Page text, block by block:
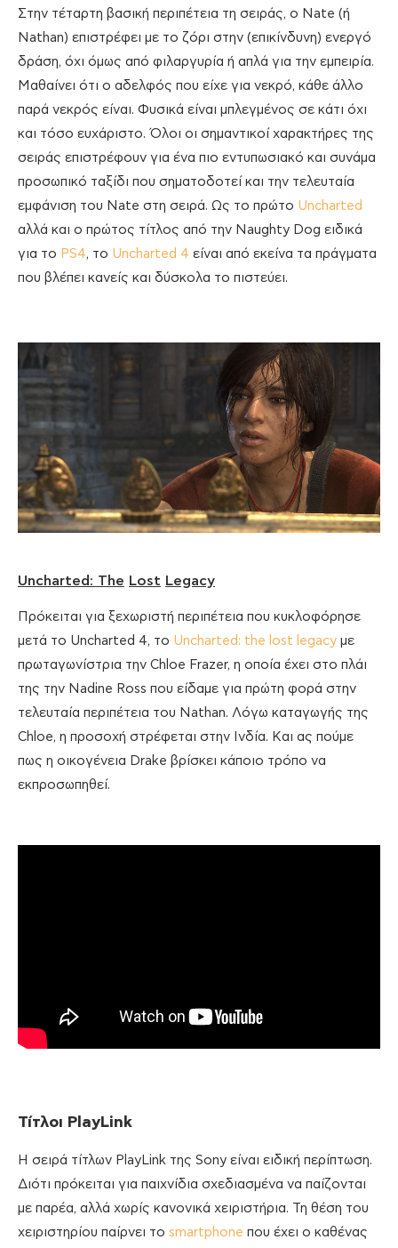
Στην τέταρτη βασική περιπέτεια τη σειράς, ο Nate (ή
Nathan) επιστρέφει με το ζόρι στην (επικίνδυνη) ενεργό
δράση, όχι όμως από φιλαργυρία ή απλά για την εμπειρία.
Μαθαίνει ότι ο αδελφός που είχε για νεκρό, κάθε άλλο
παρά νεκρός είναι. Φυσικά είναι μπλεγμένος σε κάτι όχι
και τόσο ευχάριστο. Όλοι οι σημαντικοί χαρακτήρες της
σειράς επιστρέφουν για ένα πιο εντυπωσιακό και συνάμα
προσωπικό ταξίδι που σηματοδοτεί και την τελευταία
εμφάνιση του Nate στη σειρά. Ως το πρώτο Uncharted
αλλά και ο πρώτος τίτλος από την Naughty Dog ειδικά
για το PS4, το Uncharted 4 είναι από εκείνα τα πράγματα
που βλέπει κανείς και δύσκολα το πιστεύει.
Uncharted: The Lost Legacy
Πρόκειται για ξεχωριστή περιπέτεια που κυκλοφόρησε
μετά το Uncharted 4, το Uncharted: the lost legacy με
πρωταγωνίστρια την Chloe Frazer, η οποία έχει στο πλάι
της την Nadine Ross που είδαμε για πρώτη φορά στην
τελευταία περιπέτεια του Nathan. Λόγω καταγωγής της
Chloe, η προσοχή στρέφεται στην Ινδία. Και ας πούμε
πως η οικογένεια Drake βρίσκει κάποιο τρόπο να
εκπροσωπηθεί.
Τίτλοι PlayLink
Η σειρά τίτλων PlayLink της Sony είναι ειδική περίπτωση.
Διότι πρόκειται για παιχνίδια σχεδιασμένα να παίζονται
με παρέα, αλλά χωρίς κανονικά χειριστήρια. Τη θέση του
χειριστηρίου παίρνει το smartphone που έχει ο καθένας